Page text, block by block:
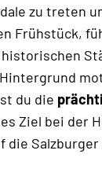
zu treten
Frühstück,
du die
Ziel bei der